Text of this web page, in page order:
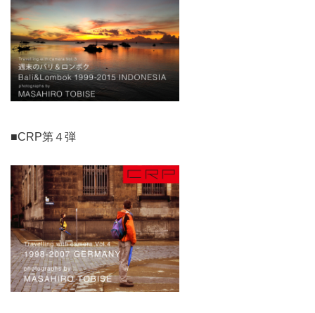
■CRP第４弾